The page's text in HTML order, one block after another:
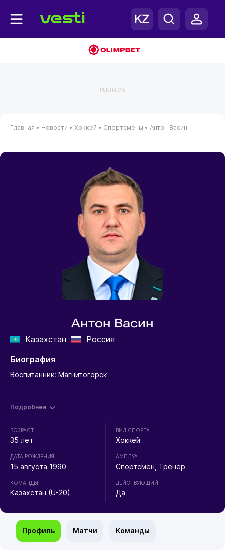
РЕКЛАМА
Главная • Новости • Хоккей • Спортсмены • Антон Васин
Антон Васин
Казахстан
Россия
Биография
Воспитанник: Магнитогорск
Подробнее
ВОЗРАСТ
35 лет
ДАТА РОЖДЕНИЯ
15 августа 1990
КОМАНДЫ
Казахстан (U-20)
ВИД СПОРТА
Хоккей
АМПЛУА
Спортсмен, Тренер
ДЕЙСТВУЮЩИЙ
Да
Профиль Матчи Команды